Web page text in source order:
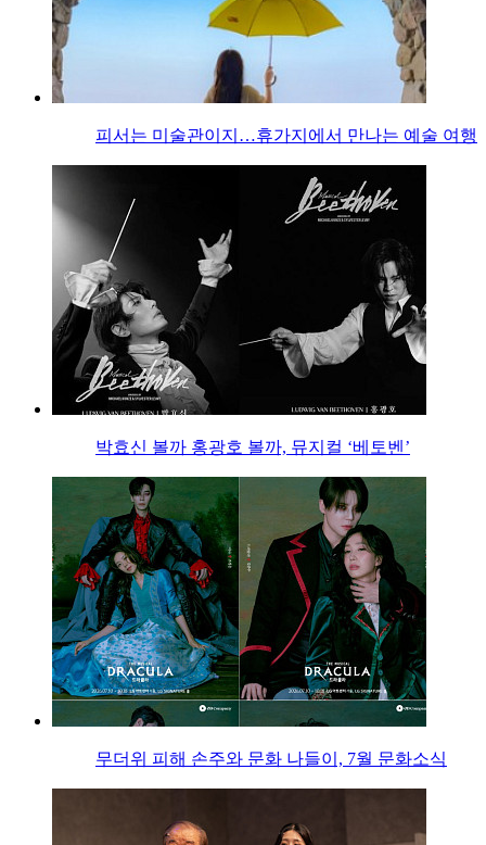
피서는 미술관이지…휴가지에서 만나는 예술 여행
박효신 볼까 홍광호 볼까, 뮤지컬 ‘베토벤’
무더위 피해 손주와 문화 나들이, 7월 문화소식